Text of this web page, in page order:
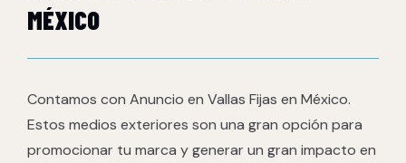
MÉXICO
Contamos con Anuncio en Vallas Fijas en México.
Estos medios exteriores son una gran opción para
promocionar tu marca y generar un gran impacto en